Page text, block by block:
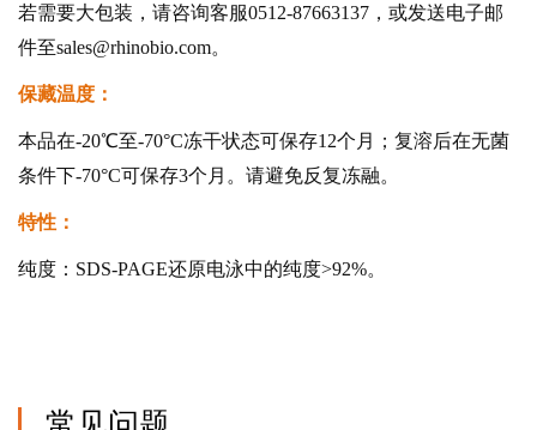
若需要大包装，请咨询客服0512-87663137，或发送电子邮
件至sales@rhinobio.com。
保藏温度：
本品在-20℃至-70°C冻干状态可保存12个月；复溶后在无菌
条件下-70°C可保存3个月。请避免反复冻融。
特性：
纯度：SDS-PAGE还原电泳中的纯度>92%。